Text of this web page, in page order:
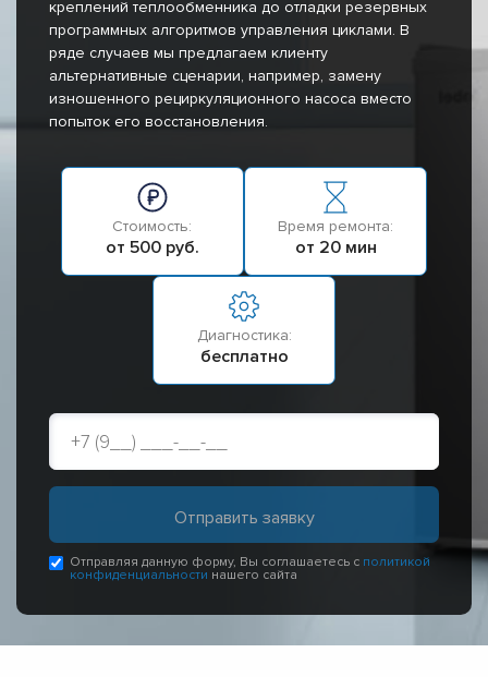
креплений теплообменника до отладки резервных
программных алгоритмов управления циклами. В
ряде случаев мы предлагаем клиенту
альтернативные сценарии, например, замену
изношенного рециркуляционного насоса вместо
попыток его восстановления.
Стоимость:
от 500 руб.
Время ремонта:
от 20 мин
Диагностика:
бесплатно
Отправляя данную форму, Вы соглашаетесь с политикой
конфиденциальности нашего сайта